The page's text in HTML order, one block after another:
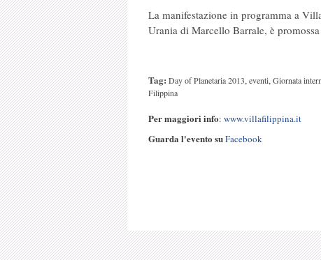
La manifestazione in programma a
Urania di Marcello Barrale, è
Tag: Day of Planetaria 2013,eventi,Giornata
Filippina
Per maggiori info: www.villafilippina.it
Guarda l'evento suFacebook